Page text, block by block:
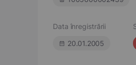
Data înregistrării
20.01.2005